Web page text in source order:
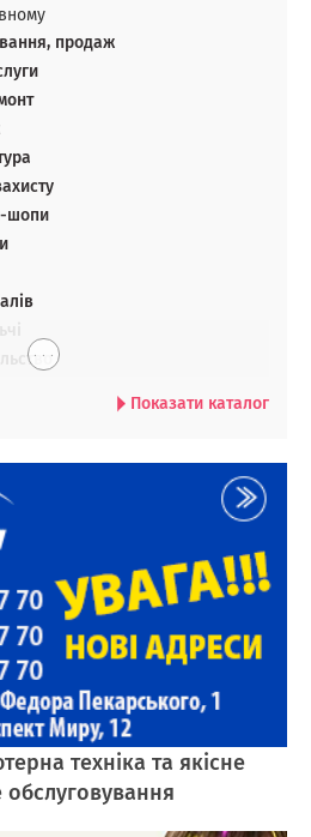
продаж
шопи
. . .
Показати каталог
техніка та якісне
обслуговування